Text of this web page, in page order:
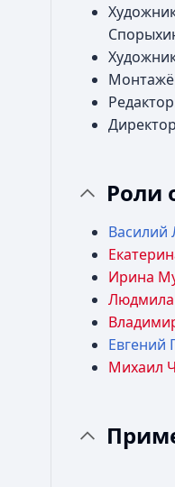
Роли
Василий
Ирина
Людмила
Евгений
Михаил